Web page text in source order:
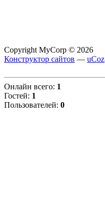
Copyright MyCorp © 2026
Конструктор сайтов — uCoz
Онлайн всего: 1
Гостей: 1
Пользователей: 0